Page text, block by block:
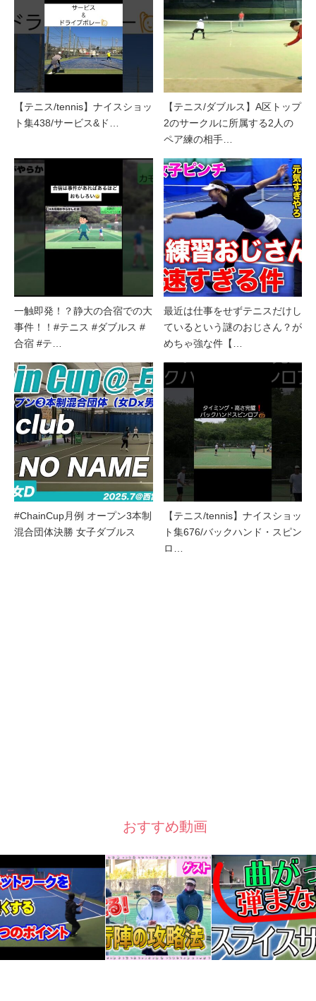
【テニス/tennis】ナイスショッ
ト集438/サービス&ド…
【テニス/ダブルス】A区トップ
2のサークルに所属する2人の
ペア練の相手…
一触即発！？静大の合宿での大
事件！！#テニス #ダブルス #
合宿 #テ…
最近は仕事をせずテニスだけし
ているという謎のおじさん？が
めちゃ強な件【…
#ChainCup月例 オープン3本制
混合団体決勝 女子ダブルス
【テニス/tennis】ナイスショッ
ト集676/バックハンド・スピン
ロ…
おすすめ動画